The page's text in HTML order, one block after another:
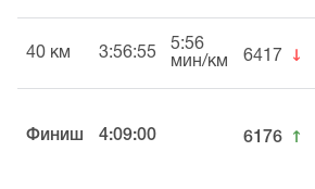
40 км 3:56:55
5:56
мин/км
6417 ↓
Финиш 4:09:00 6176 ↑